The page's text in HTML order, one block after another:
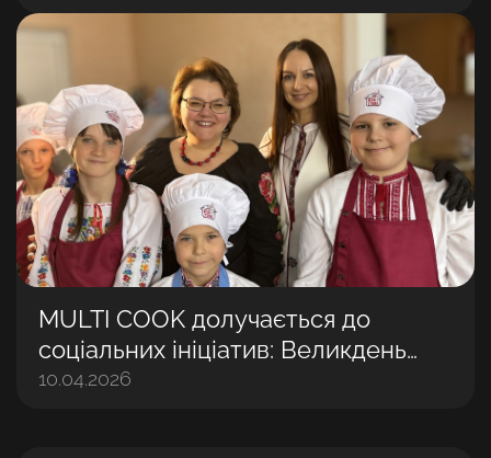
MULTI COOK долучається до
соціальних ініціатив: Великдень
разом із дітьми
10.04.2026